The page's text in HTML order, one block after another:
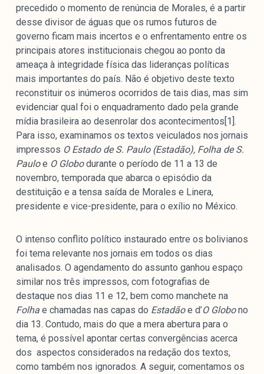
precedido o momento de renúncia de Morales, é a partir
desse divisor de águas que os rumos futuros de
governo ficam mais incertos e o enfrentamento entre os
principais atores institucionais chegou ao ponto da
ameaça à integridade física das lideranças políticas
mais importantes do país. Não é objetivo deste texto
reconstituir os inúmeros ocorridos de tais dias, mas sim
evidenciar qual foi o enquadramento dado pela grande
mídia brasileira ao desenrolar dos acontecimentos[1].
Para isso, examinamos os textos veiculados nos jornais
impressos O Estado de S. Paulo (Estadão), Folha de S.
Pauloe O Globodurante o período de 11 a 13 de
novembro, temporada que abarca o episódio da
destituição e a tensa saída de Morales e Linera,
presidente e vice-presidente, para o exílio no México.
O intenso conflito político instaurado entre os bolivianos
foi tema relevante nos jornais em todos os dias
analisados. O agendamento do assunto ganhou espaço
similar nos três impressos, com fotografias de
destaque nos dias 11 e 12, bem como manchete na
Folha e chamadas nas capas do Estadãoe d’O Globono
dia 13. Contudo, mais do que a mera abertura para o
tema, é possível apontar certas convergências acerca
dos aspectos considerados na redação dos textos,
como também nos ignorados. A seguir, comentamos os